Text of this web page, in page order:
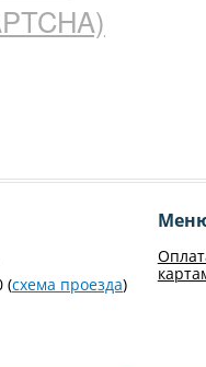
(схема проезда)